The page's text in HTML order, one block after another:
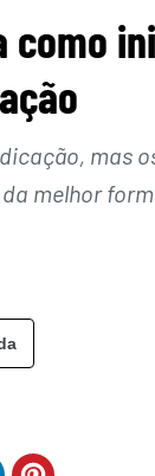
como
mas
melhor